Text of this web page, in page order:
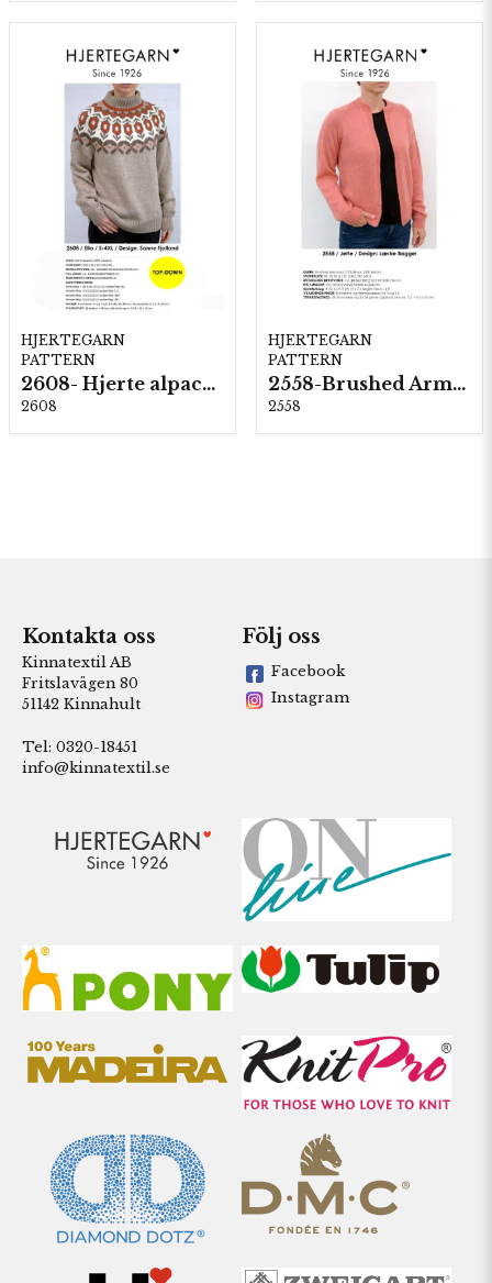
HJERTEGARN
PATTERN
2608- Hjerte alpacka
2608
HJERTEGARN
PATTERN
2558-Brushed Armonia
2558
Kontakta oss
Kinnatextil AB
Fritslavägen 80
51142 Kinnahult
Tel: 0320-18451
info@kinnatextil.se
Följ oss
Facebook
Instagram